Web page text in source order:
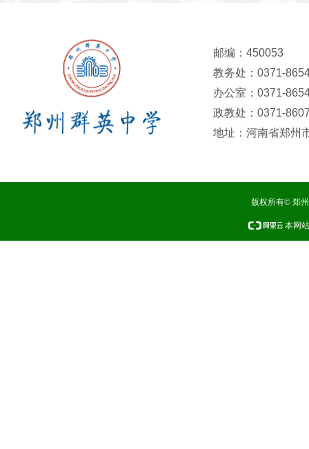
邮编：450053
教务处：0371-
办公室：0371-
政教处：0371-
地址：河南省郑州
版权所有© 郑
本网